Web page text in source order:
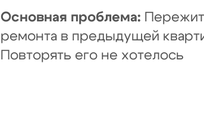
Основная проблема:
ремонта в предыдущей
Повторять его не хотелось